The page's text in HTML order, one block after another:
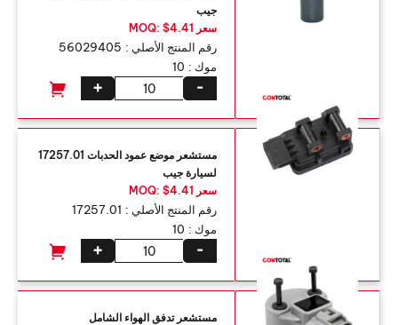
جيب
سعر MOQ: $4.41
رقم المنتج الأصلي : 56029405
موك : 10
+ -
مستشعر موضع عمود الحدبات 17257.01
لسيارة جيب
سعر MOQ: $4.41
رقم المنتج الأصلي : 17257.01
موك : 10
+ -
مستشعر تدفق الهواء الشامل